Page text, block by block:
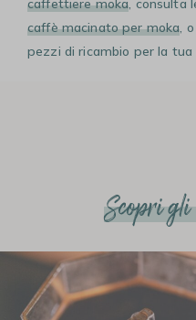
caffettiere moka, consulta
caffè macinato per moka,
pezzi di ricambio per la tua
Scopri gli